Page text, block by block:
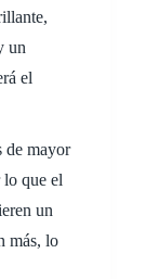
un
el
de mayor
lo que el
un
más, lo